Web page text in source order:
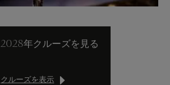
2028年クルーズを見る
クルーズを表示